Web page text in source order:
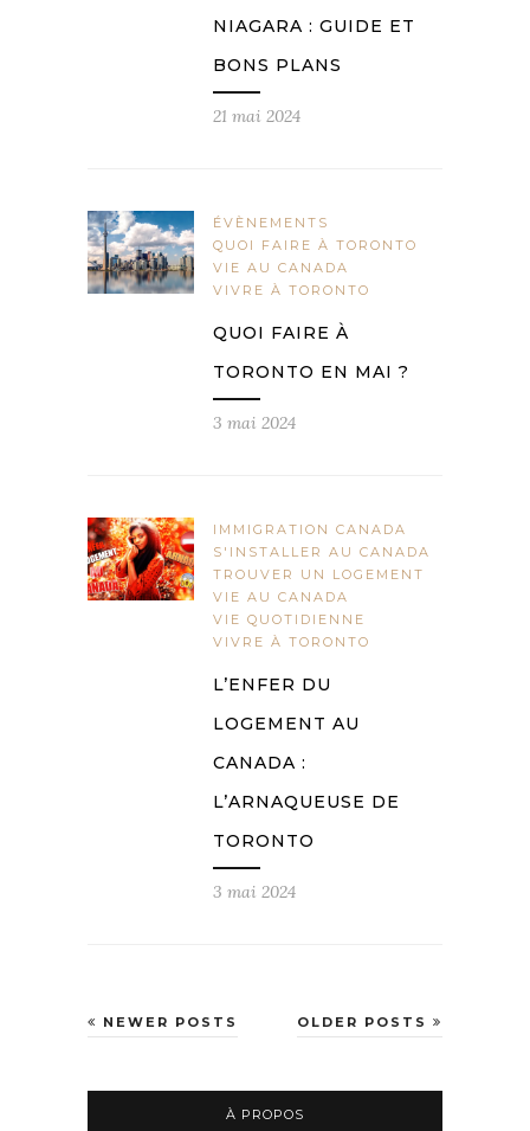
NIAGARA : GUIDE ET
BONS PLANS
21 mai 2024
ÉVÈNEMENTS
QUOI FAIRE À TORONTO
VIE AU CANADA
VIVRE À TORONTO
QUOI FAIRE À
TORONTO EN MAI ?
3 mai 2024
IMMIGRATION CANADA
S'INSTALLER AU CANADA
TROUVER UN LOGEMENT
VIE AU CANADA
VIE QUOTIDIENNE
VIVRE À TORONTO
L’ENFER DU
LOGEMENT AU
CANADA :
L’ARNAQUEUSE DE
TORONTO
3 mai 2024
OLDER POSTS
NEWER POSTS
À PROPOS